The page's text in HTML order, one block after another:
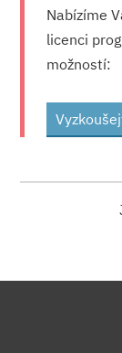
Nabízíme
licenci
možností: